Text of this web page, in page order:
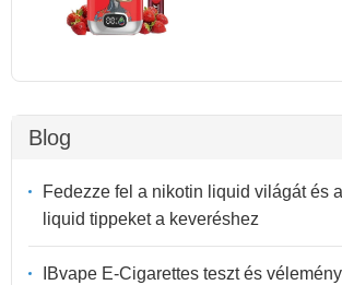
Blog
Fedezze fel a nikotin liquid világát és
liquid tippeket a keveréshez
IBvape E-Cigarettes teszt és